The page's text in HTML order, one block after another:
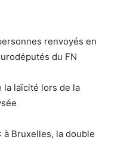
renvoyés en
du FN
la laïcité lors de la
Bruxelles, la double